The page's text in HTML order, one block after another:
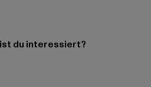
du interessiert?